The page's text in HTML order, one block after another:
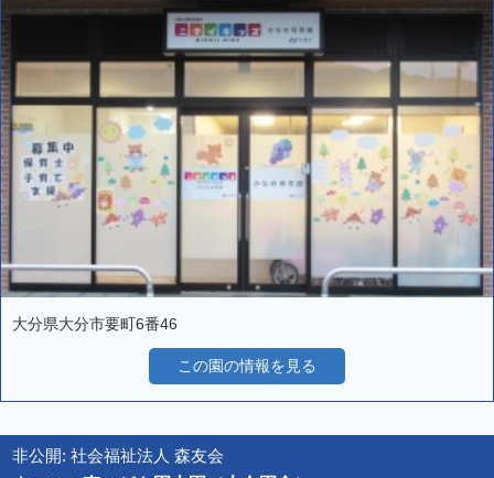
大分県大分市要町6番46
この園の情報を見る
非公開: 社会福祉法人 森友会